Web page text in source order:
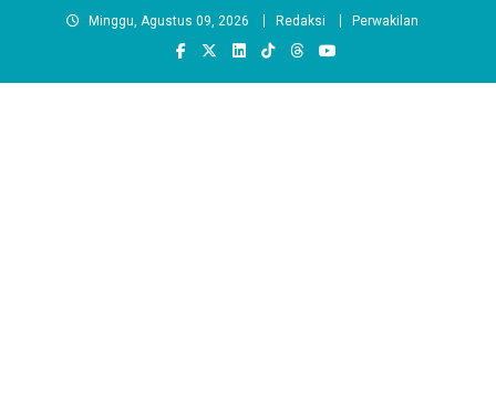
Minggu, Agustus 09, 2026 Redaksi Perwakilan